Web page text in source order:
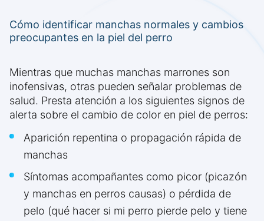
Cómo identificar manchas normales y cambios
preocupantes en la piel del perro
Mientras que muchas manchas marrones son
inofensivas, otras pueden señalar problemas de
salud. Presta atención a los siguientes signos de
alerta sobre el cambio de color en piel de perros:
Aparición repentina o propagación rápida de
manchas
Síntomas acompañantes como picor (picazón
y manchas en perros causas) o pérdida de
pelo (qué hacer si mi perro pierde pelo y tiene